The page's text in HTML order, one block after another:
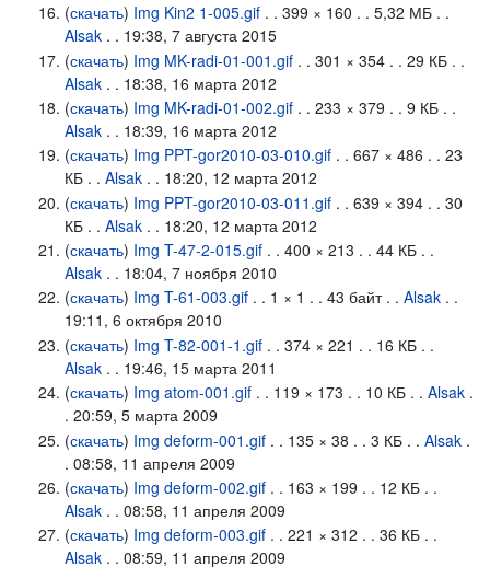
(скачать) Img Kin2 1-005.gif. . 399 × 160 . . 5,32 МБ . .
Alsak. . 19:38, 7 августа 2015
(скачать) Img MK-radi-01-001.gif. . 301 × 354 . . 29 КБ . .
Alsak. . 18:38, 16 марта 2012
(скачать) Img MK-radi-01-002.gif. . 233 × 379 . . 9 КБ . .
Alsak. . 18:39, 16 марта 2012
(скачать) Img PPT-gor2010-03-010.gif. . 667 × 486 . . 23
КБ . . Alsak. . 18:20, 12 марта 2012
(скачать) Img PPT-gor2010-03-011.gif. . 639 × 394 . . 30
КБ . . Alsak. . 18:20, 12 марта 2012
(скачать) Img T-47-2-015.gif. . 400 × 213 . . 44 КБ . .
Alsak. . 18:04, 7 ноября 2010
(скачать) Img T-61-003.gif. . 1 × 1 . . 43 байт . . Alsak. .
19:11, 6 октября 2010
(скачать) Img T-82-001-1.gif. . 374 × 221 . . 16 КБ . .
Alsak. . 19:46, 15 марта 2011
(скачать) Img atom-001.gif. . 119 × 173 . . 10 КБ . . Alsak.
. 20:59, 5 марта 2009
(скачать) Img deform-001.gif. . 135 × 38 . . 3 КБ . . Alsak.
. 08:58, 11 апреля 2009
(скачать) Img deform-002.gif. . 163 × 199 . . 12 КБ . .
Alsak. . 08:58, 11 апреля 2009
(скачать) Img deform-003.gif. . 221 × 312 . . 36 КБ . .
Alsak. . 08:59, 11 апреля 2009